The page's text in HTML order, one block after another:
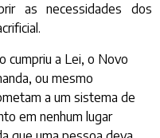
as necessidades dos
cumpriu a Lei, o Novo
ou mesmo
a um sistema de
em nenhum lugar